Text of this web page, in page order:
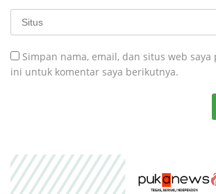
Simpan nama, email, dan situs web
ini untuk komentar saya berikutnya.